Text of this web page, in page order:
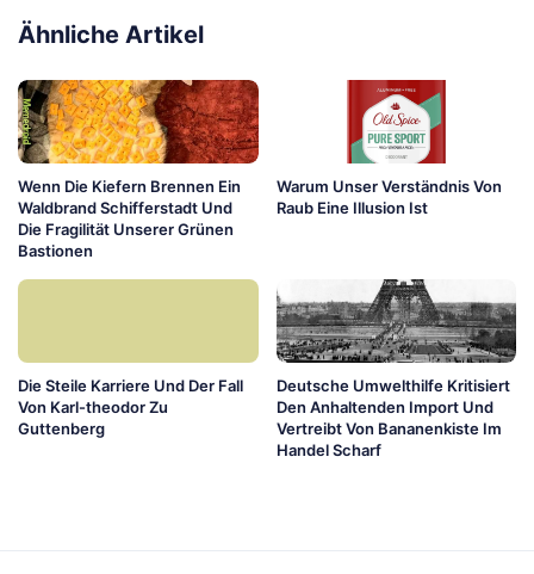
Ähnliche Artikel
Wenn Die Kiefern Brennen Ein
Waldbrand Schifferstadt Und
Die Fragilität Unserer Grünen
Bastionen
Warum Unser Verständnis Von
Raub Eine Illusion Ist
Die Steile Karriere Und Der Fall
Von Karl-theodor Zu
Guttenberg
Deutsche Umwelthilfe Kritisiert
Den Anhaltenden Import Und
Vertreibt Von Bananenkiste Im
Handel Scharf